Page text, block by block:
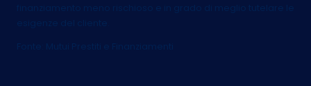
finanziamento meno rischioso e in grado di meglio tutelare le
esigenze del cliente.
Fonte:
Mutui Prestiti e Finanziamenti